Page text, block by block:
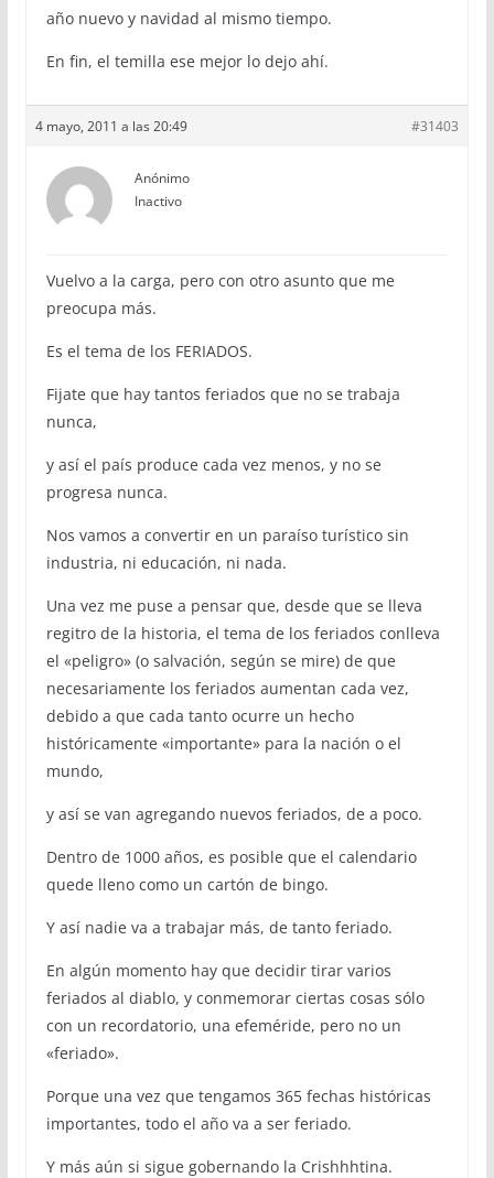
año nuevo y navidad al mismo tiempo.
En fin, el temilla ese mejor lo dejo ahí.
4 mayo, 2011 a las 20:49 #31403
Anónimo
Inactivo
Vuelvo a la carga, pero con otro asunto que me
preocupa más.
Es el tema de los FERIADOS.
Fijate que hay tantos feriados que no se trabaja
nunca,
y así el país produce cada vez menos, y no se
progresa nunca.
Nos vamos a convertir en un paraíso turístico sin
industria, ni educación, ni nada.
Una vez me puse a pensar que, desde que se lleva
regitro de la historia, el tema de los feriados conlleva
el «peligro» (o salvación, según se mire) de que
necesariamente los feriados aumentan cada vez,
debido a que cada tanto ocurre un hecho
históricamente «importante» para la nación o el
mundo,
y así se van agregando nuevos feriados, de a poco.
Dentro de 1000 años, es posible que el calendario
quede lleno como un cartón de bingo.
Y así nadie va a trabajar más, de tanto feriado.
En algún momento hay que decidir tirar varios
feriados al diablo, y conmemorar ciertas cosas sólo
con un recordatorio, una efeméride, pero no un
«feriado».
Porque una vez que tengamos 365 fechas históricas
importantes, todo el año va a ser feriado.
Y más aún si sigue gobernando la Crishhhtina.